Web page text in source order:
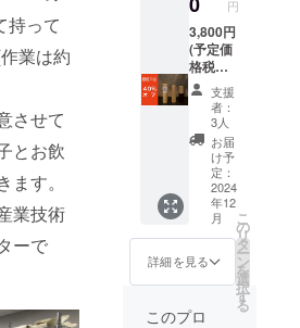
持って
業は約
させて
とお飲
す。
業技術
ーで
円
3,800円
(予定価
格税抜)
の40％
オフ
１００
本セッ
ト 送
料・税
支援
者：
3人
お届
け予
定：
2024
年12
月
詳細を見る
こ
の
リ
タ
ー
ン
を
選
択
す
る
このプロ